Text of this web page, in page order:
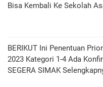
Bisa Kembali Ke Sekolah
BERIKUT Ini Penentuan
2023 Kategori 1-4 Ada
SEGERA SIMAK